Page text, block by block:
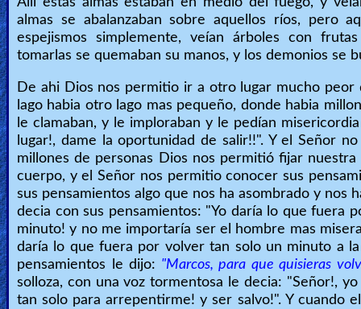
almas se abalanzaban sobre aquellos ríos, pero
espejismos simplemente, veían árboles con
tomarlas se quemaban su manos, y los demonios se
De ahi Dios nos permitio ir a otro lugar mucho
lago habia otro lago mas pequeño, donde habia
le clamaban, y le imploraban y le pedían
lugar!, dame la oportunidad de salir!!". Y el Señor
millones de personas Dios nos permitió fijar
cuerpo, y el Señor nos permitio conocer sus
sus pensamientos algo que nos ha asombrado y nos
decia con sus pensamientos: "Yo daría lo que
minuto! y no me importaría ser el hombre mas
daría lo que fuera por volver tan solo un minuto a
pensamientos le dijo: "Marcos, para que quisieras
solloza, con una voz tormentosa le decia: "Señor!,
tan solo para arrepentirme! y ser salvo!". Y cuando